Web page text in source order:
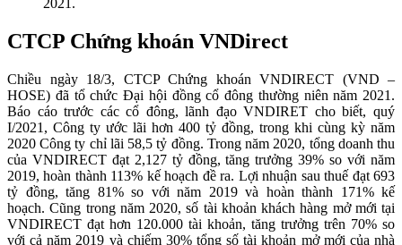
2021.
CTCP Chứng khoán VNDirect
Chiều ngày 18/3, CTCP Chứng khoán VNDIRECT (VND –
HOSE) đã tổ chức Đại hội đồng cổ đông thường niên năm 2021.
Báo cáo trước các cổ đông, lãnh đạo VNDIRET cho biết, quý
I/2021, Công ty ước lãi hơn 400 tỷ đồng, trong khi cùng kỳ năm
2020 Công ty chỉ lãi 58,5 tỷ đồng. Trong năm 2020, tổng doanh thu
của VNDIRECT đạt 2,127 tỷ đồng, tăng trưởng 39% so với năm
2019, hoàn thành 113% kế hoạch đề ra. Lợi nhuận sau thuế đạt 693
tỷ đồng, tăng 81% so với năm 2019 và hoàn thành 171% kế
hoạch. Cũng trong năm 2020, số tài khoản khách hàng mở mới tại
VNDIRECT đạt hơn 120.000 tài khoản, tăng trưởng trên 70% so
với cả năm 2019 và chiếm 30% tổng số tài khoản mở mới của nhà